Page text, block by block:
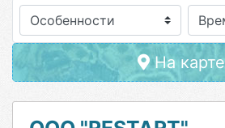
Особенности
На карте